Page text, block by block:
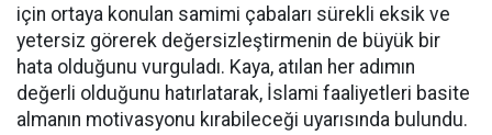
için ortaya konulan samimi çabaları sürekli eksik ve
yetersiz görerek değersizleştirmenin de büyük bir
hata olduğunu vurguladı. Kaya, atılan her adımın
değerli olduğunu hatırlatarak, İslami faaliyetleri basite
almanın motivasyonu kırabileceği uyarısında bulundu.